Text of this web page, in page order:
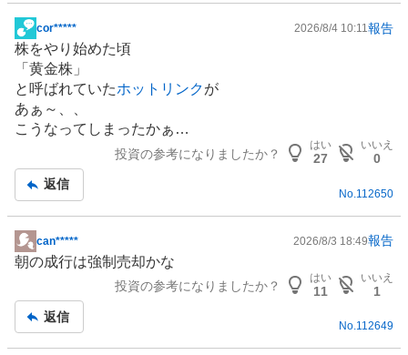
買
い
た
い
0
%
、
子
見
0
、
売
た
0
掲
示
記
事
cor***** 2026/8/4 10:11報告
株をやり始めた頃
「黄金株」
と呼ばれていたホットリンクが
あぁ～、、
こうなってしまったかぁ…
投資の参考になりましたか？
はい
27
いいえ
0
返信
No. 112650
掲
示
事
can***** 2026/8/3 18:49報告
朝の成行は強制売却かな
投資の参考になりましたか？
はい
11
いいえ
1
返信
No.112649